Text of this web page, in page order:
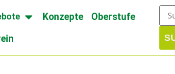
Konzepte
Oberstufe